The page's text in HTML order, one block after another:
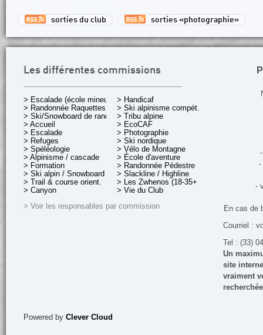
sorties du club sorties «photographie»
Les différentes commissions
> Escalade (école mineurs)
> Randonnée Raquettes
> Ski/Snowboard de rando.
> Accueil
> Escalade
> Refuges
> Spéléologie
> Alpinisme / cascade
> Formation
> Ski alpin / Snowboard
> Trail & course orient.
> Canyon
> Handicaf
> Ski alpinisme compét.
> Tribu alpine
> EcoCAF
> Photographie
> Ski nordique
> Vélo de Montagne
> École d'aventure
> Randonnée Pédestre
> Slackline / Highline
> Les Zwhenos (18-35+ ans)
> Vie du Club
> Voir les responsables par commission
-
-
En cas de
Courriel :
Tel : (33)
Un
site
vraiment
Powered by Clever Cloud